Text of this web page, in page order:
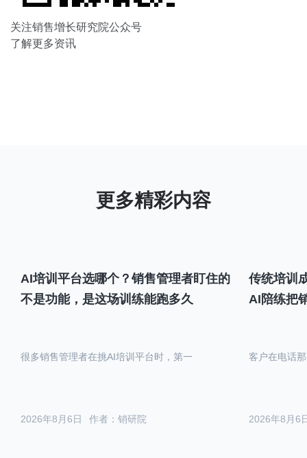
关注销售增长研究院公众号
了解更多资讯
AI培训平台选哪个？销售管理者盯住的
不是功能，是这场训练能跑多久
作者：销研院
2026年8月6日
很多销售管理者在挑AI培训平台时，第一
传统培训
AI陪练把
2026年8月6
客户在电话